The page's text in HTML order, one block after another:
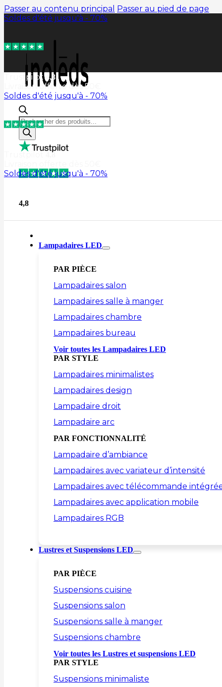
Passer au contenu principal Passer au pied de page
Recherche
de
produits
4,8
Lampadaires LED
PAR PIÈCE
Lampadaires salon
Lampadaires salle à manger
Lampadaires chambre
Lampadaires bureau
Voir toutes les Lampadaires LED
PAR STYLE
Lampadaires minimalistes
Lampadaires design
Lampadaire droit
Lampadaire arc
PAR FONCTIONNALITÉ
Lampadaire d’ambiance
Lampadaires avec variateur d’intensité
Lampadaires avec télécommande
Lampadaires avec application mobile
Lampadaires RGB
Lustres et Suspensions LED
PAR PIÈCE
Suspensions cuisine
Suspensions salon
Suspensions salle à manger
Suspensions chambre
Voir toutes les Lustres et suspensions LED
PAR STYLE
Suspensions minimaliste